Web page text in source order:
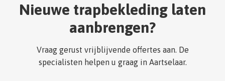
Nieuwe trapbekleding laten
aanbrengen?
Vraag gerust vrijblijvende offertes aan. De
specialisten helpen u graag in Aartselaar.